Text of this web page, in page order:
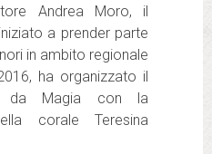
Andrea Moro, il
a prender parte
in ambito regionale
ha organizzato il
da Magia con la
corale Teresina